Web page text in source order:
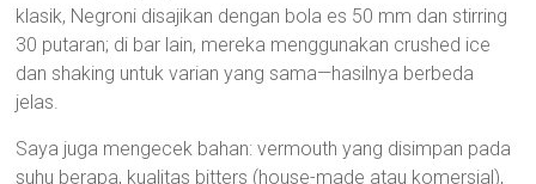
klasik, Negroni disajikan dengan bola es 50 mm dan stirring
30 putaran; di bar lain, mereka menggunakan crushed ice
dan shaking untuk varian yang sama—hasilnya berbeda
jelas.
Saya juga mengecek bahan: vermouth yang disimpan pada
suhu berapa, kualitas bitters (house-made atau komersial),